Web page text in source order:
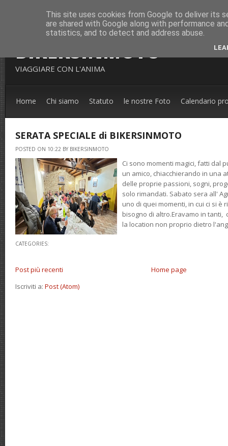
BIKERSINMOTO
VIAGGIARE CON L'ANIMA
Home Chi siamo Statuto le nostre Foto Calendario
SERATA SPECIALE di BIKERSINMOTO
POSTED ON 10:22 BY BIKERSINMOTO
Ci sono momenti magici, fatti dal
un amico, chiacchierando in una
delle proprie passioni, sogni,
solo rimandati. Sabato sera all'
uno di quei momenti, in cui ci si è
bisogno di altro.Eravamo in
la location non proprio dietro
CATEGORIES:
Post più recenti
Home page
Iscriviti a: Post (Atom)
This site uses cookies from Google to deliver its
are shared with Google along with performance
statistics, and to detect and address abuse.